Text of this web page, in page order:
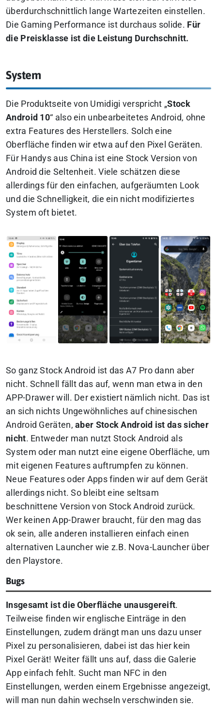
überdurchschnittlich lange Wartezeiten einstellen.
Die Gaming Performance ist durchaus solide. Für
die Preisklasse ist die Leistung Durchschnitt.
System
Die Produktseite von Umidigi verspricht „Stock
Android 10“ also ein unbearbeitetes Android, ohne
extra Features des Herstellers. Solch eine
Oberfläche finden wir etwa auf den Pixel Geräten.
Für Handys aus China ist eine Stock Version von
Android die Seltenheit. Viele schätzen diese
allerdings für den einfachen, aufgeräumten Look
und die Schnelligkeit, die ein nicht modifiziertes
System oft bietet.
So ganz Stock Android ist das A7 Pro dann aber
nicht. Schnell fällt das auf, wenn man etwa in den
APP-Drawer will. Der existiert nämlich nicht. Das ist
an sich nichts Ungewöhnliches auf chinesischen
Android Geräten,aber Stock Android ist das sicher
nicht. Entweder man nutzt Stock Android als
System oder man nutzt eine eigene Oberfläche, um
mit eigenen Features auftrumpfen zu können.
Neue Features oder Apps finden wir auf dem Gerät
allerdings nicht. So bleibt eine seltsam
beschnittene Version von Stock Android zurück.
Wer keinen App-Drawer braucht, für den mag das
ok sein, alle anderen installieren einfach einen
alternativen Launcher wie z.B. Nova-Launcher über
den Playstore.
Bugs
Insgesamt ist die Oberfläche unausgereift.
Teilweise finden wir englische Einträge in den
Einstellungen, zudem drängt man uns dazu unser
Pixel zu personalisieren, dabei ist das hier kein
Pixel Gerät! Weiter fällt uns auf, dass die Galerie
App einfach fehlt. Sucht man NFC in den
Einstellungen, werden einem Ergebnisse angezeigt,
will man nun dahin wechseln verschwinden sie.